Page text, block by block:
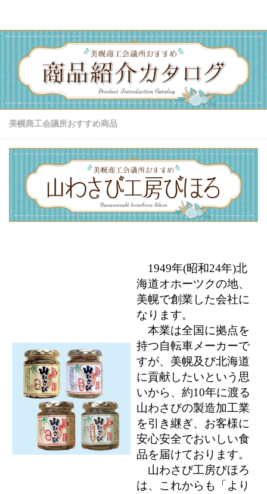
美幌商工会議所おすすめ商品
1949年(昭和24年)北
海道オホーツクの地、
美幌で創業した会社に
なります。
本業は全国に拠点を
持つ自転車メーカーで
すが、美幌及び北海道
に貢献したいという思
いから、約10年に渡る
山わさびの製造加工業
を引き継ぎ、お客様に
安心安全でおいしい食
品を届けております。
山わさび工房びほろ
は、これからも「より